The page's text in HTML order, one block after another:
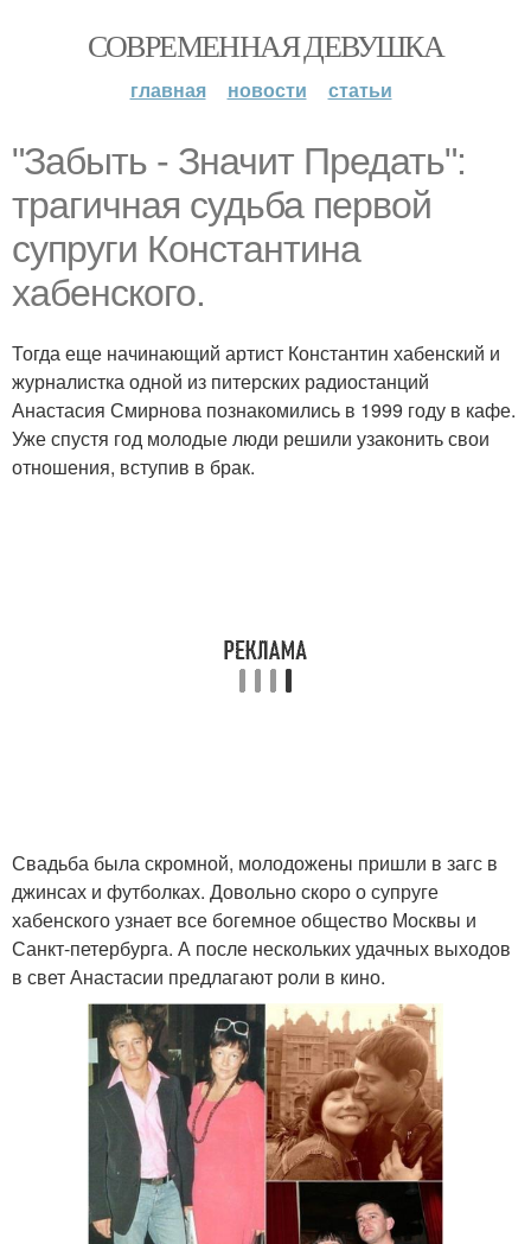
СОВРЕМЕННАЯ ДЕВУШКА
главная новости статьи
"Забыть - Значит Предать":
трагичная судьба первой
супруги Константина
хабенского.
Тогда еще начинающий артист Константин хабенский и
журналистка одной из питерских радиостанций
Анастасия Смирнова познакомились в 1999 году в кафе.
Уже спустя год молодые люди решили узаконить свои
отношения, вступив в брак.
Свадьба была скромной, молодожены пришли в загс в
джинсах и футболках. Довольно скоро о супруге
хабенского узнает все богемное общество Москвы и
Санкт-петербурга. А после нескольких удачных выходов
в свет Анастасии предлагают роли в кино.